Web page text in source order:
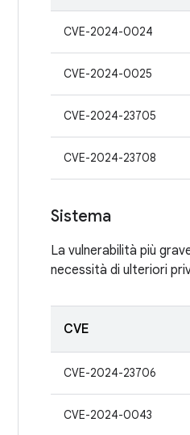
CVE-2024-0024
CVE-2024-0025
CVE-2024-23705
CVE-2024-23708
Sistema
La vulnerabilità più
necessità di ulteriori
CVE
CVE-2024-23706
CVE-2024-0043